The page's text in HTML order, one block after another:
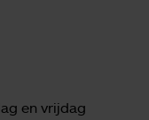
en vrijdag